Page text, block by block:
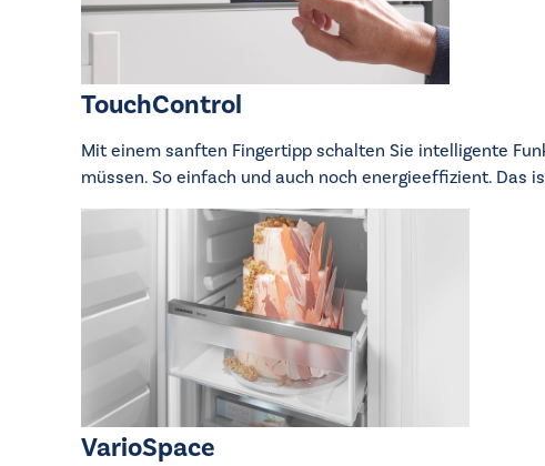
TouchControl
Mit einem sanften Fingertipp schalten Sie intelligente
müssen. So einfach und auch noch energieeffizient. Das
VarioSpace